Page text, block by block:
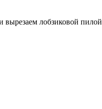
лобзиковой